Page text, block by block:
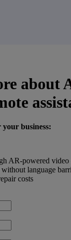
about
business:
AR-powered video
language
costs